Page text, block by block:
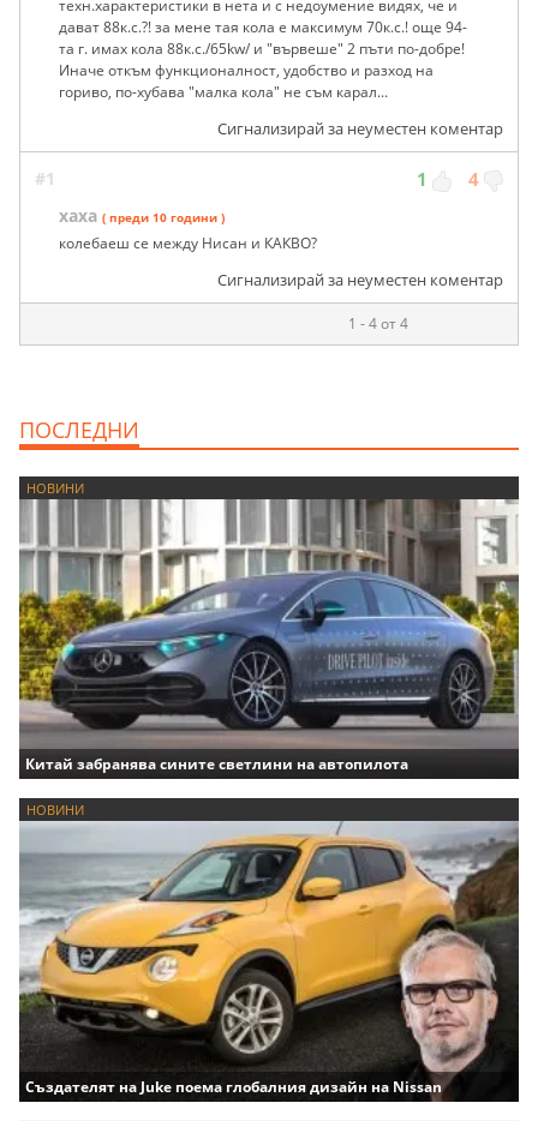
техн.характеристики в нета и с недоумение видях, че и
дават 88к.с.?! за мене тая кола е максимум 70к.с.! още 94-
та г. имах кола 88к.с./65kw/ и "вървеше" 2 пъти по-добре!
Иначе откъм функционалност, удобство и разход на
гориво, по-хубава "малка кола" не съм карал...
Сигнализирай за неуместен коментар
#1 1 4
хаха ( преди 10 години )
колебаеш се между Нисан и КАКВО?
Сигнализирай за неуместен коментар
1 - 4 от 4
ПОСЛЕДНИ
НОВИНИ
Китай забранява сините светлини на автопилота
НОВИНИ
Създателят на Juke поема глобалния дизайн на Nissan